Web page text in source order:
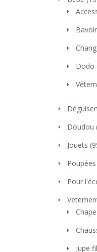
Bavoir
Dodo
Doudou
Jouets
Poupées
Pour
Jupe